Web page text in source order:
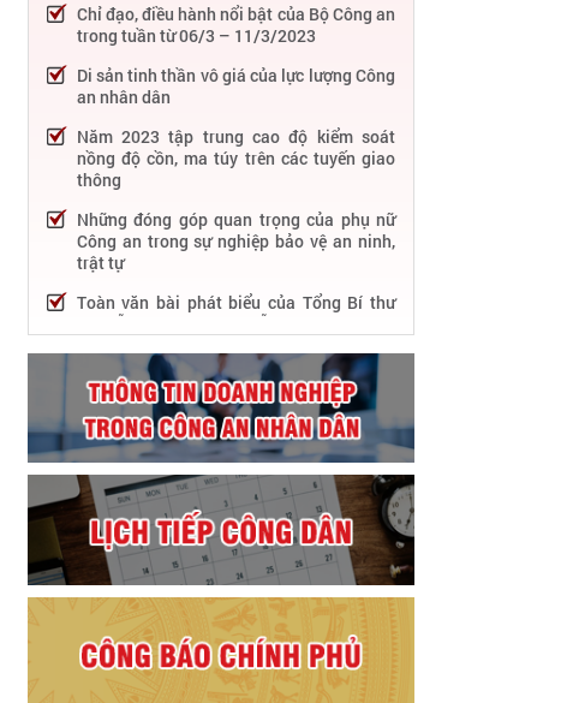
Chỉ đạo, điều hành nổi bật của Bộ Công an
trong tuần từ 06/3 – 11/3/2023
Di sản tinh thần vô giá của lực lượng Công
an nhân dân
Năm 2023 tập trung cao độ kiểm soát
nồng độ cồn, ma túy trên các tuyến giao
thông
Những đóng góp quan trọng của phụ nữ
Công an trong sự nghiệp bảo vệ an ninh,
trật tự
Toàn văn bài phát biểu của Tổng Bí thư
Nguyễn Phú Trọng tại Lễ kỷ niệm 75 năm
điều Bác Hồ dạy
75 năm thực hiện Sáu điều Bác Hồ dạy -
Lực lượng Công an nhân dân "rèn đức,
luyện tài, lập chiến công, vì nước quên
thân, vì dân phục vụ"
Chỉ đạo, điều hành nổi bật của Bộ Công an
trong tuần từ 27/2 – 04/3/2023
Phát huy thành tựu 50 năm phát triển
công nghệ thông tin trong Công an nhân
dân
Bảo đảm tuyệt đối an ninh, an toàn hàng
không góp phần thúc đẩy phát triển kinh
tế - xã hội